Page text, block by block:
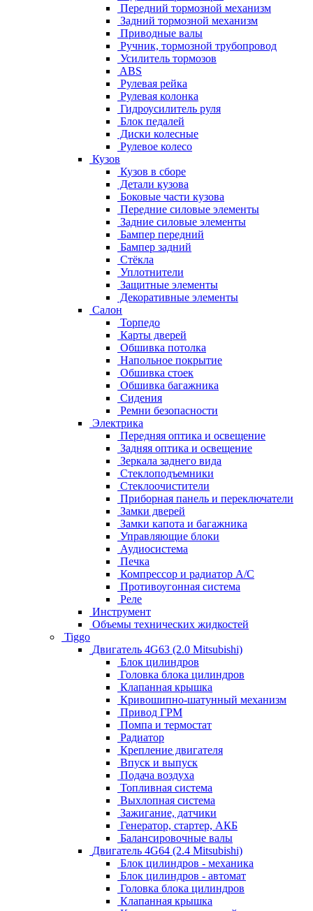
Передний тормозной механизм
Задний тормозной механизм
Приводные валы
Ручник, тормозной трубопровод
Усилитель тормозов
ABS
Рулевая рейка
Рулевая колонка
Гидроусилитель руля
Блок педалей
Диски колесные
Рулевое колесо
Кузов
Кузов в сборе
Детали кузова
Боковые части кузова
Передние силовые элементы
Задние силовые элементы
Бампер передний
Бампер задний
Стёкла
Уплотнители
Защитные элементы
Декоративные элементы
Салон
Торпедо
Карты дверей
Обшивка потолка
Напольное покрытие
Обшивка стоек
Обшивка багажника
Сидения
Ремни безопасности
Электрика
Передняя оптика и освещение
Задняя оптика и освещение
Зеркала заднего вида
Стеклоподъемники
Стеклоочистители
Приборная панель и переключатели
Замки дверей
Замки капота и багажника
Управляющие блоки
Аудиосистема
Печка
Компрессор и радиатор А/C
Противоугонная система
Реле
Инструмент
Объемы технических жидкостей
Tiggo
Двигатель 4G63 (2.0 Mitsubishi)
Блок цилиндров
Головка блока цилиндров
Клапанная крышка
Кривошипно-шатунный механизм
Привод ГРМ
Помпа и термостат
Радиатор
Крепление двигателя
Впуск и выпуск
Подача воздуха
Топливная система
Выхлопная система
Зажигание, датчики
Генератор, стартер, АКБ
Балансировочные валы
Двигатель 4G64 (2.4 Mitsubishi)
Блок цилиндров - механика
Блок цилиндров - автомат
Головка блока цилиндров
Клапанная крышка